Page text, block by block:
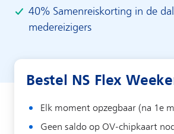
40% Samenreiskorting in de
medereizigers
Bestel NS Flex
Elk moment opzegbaar (na 1e
Geen saldo op OV-chipkaart